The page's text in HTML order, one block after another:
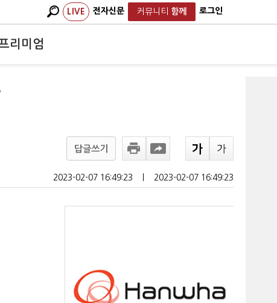
LIVE 전자신문 커뮤니티 함께 로그인
리미엄
답글쓰기
2023-02-07 16:49:23 2023-02-07 16:49:23